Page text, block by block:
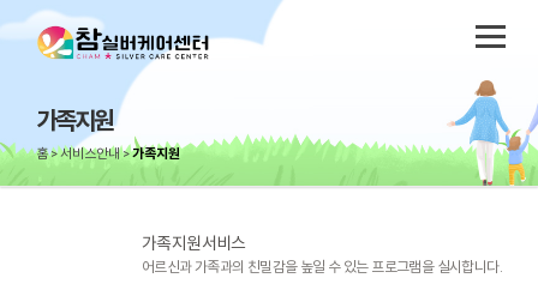
가족지원
홈 서비스안내 가족지원
가족지원서비스
어르신과 가족과의 친밀감을 높일 수 있는 프로그램을 실시합니다.